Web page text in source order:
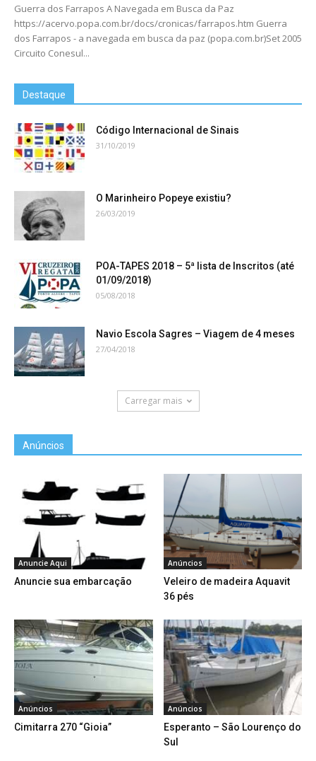
Guerra dos Farrapos A Navegada em Busca da Paz
https://acervo.popa.com.br/docs/cronicas/farrapos.htm Guerra
dos Farrapos - a navegada em busca da paz (popa.com.br)Set 2005
Circuito Conesul...
Destaque
Código Internacional de Sinais
31/10/2019
O Marinheiro Popeye existiu?
26/03/2019
POA-TAPES 2018 – 5ª lista de Inscritos (até
01/09/2018)
05/08/2018
Navio Escola Sagres – Viagem de 4 meses
27/04/2018
Carregar mais
Anúncios
Anuncie Aqui
Anuncie sua embarcação
Anúncios
Veleiro de madeira Aquavit
36 pés
Anúncios
Cimitarra 270 “Gioia”
Anúncios
Esperanto – São Lourenço do
Sul